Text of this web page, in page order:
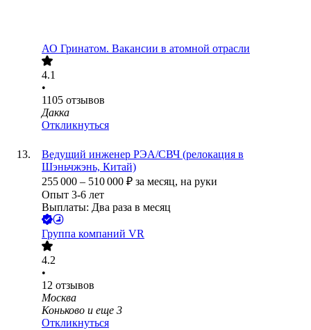
АО Гринатом. Вакансии в атомной отрасли
4.1
•
1105 отзывов
Дакка
Откликнуться
Ведущий инженер РЭА/СВЧ (релокация в
Шэньчжэнь, Китай)
255 000 – 510 000 ₽ за месяц, на руки
Опыт 3-6 лет
Выплаты: Два раза в месяц
Группа компаний VR
4.2
•
12 отзывов
Москва
Коньково и еще 3
Откликнуться